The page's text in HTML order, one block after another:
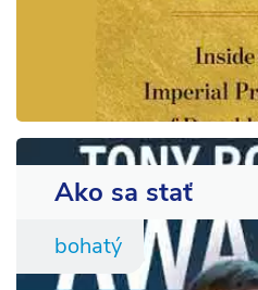
Ako sa stať
bohatý